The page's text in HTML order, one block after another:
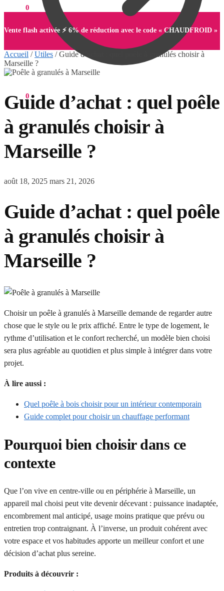
0,00 0
0
Vente flash activée ⚡ 6% de réduction avec le code « CHAUDFROID »
Accueil /Utiles /Guide d’achat : quel poêle à granulés choisir à
Marseille ?
Guide d’achat : quel poêle
à granulés choisir à
Marseille ?
août 18, 2025 mars 21, 2026
Guide d’achat : quel poêle
à granulés choisir à
Marseille ?
Choisir un poêle à granulés à Marseille demande de regarder autre
chose que le style ou le prix affiché. Entre le type de logement, le
rythme d’utilisation et le confort recherché, un modèle bien choisi
sera plus agréable au quotidien et plus simple à intégrer dans votre
projet.
À lire aussi :
Quel poêle à bois choisir pour un intérieur contemporain
Guide complet pour choisir un chauffage performant
Pourquoi bien choisir dans ce
contexte
Que l’on vive en centre-ville ou en périphérie à Marseille, un
appareil mal choisi peut vite devenir décevant : puissance inadaptée,
encombrement mal anticipé, usage moins pratique que prévu ou
entretien trop contraignant. À l’inverse, un produit cohérent avec
votre espace et vos habitudes apporte un meilleur confort et une
décision d’achat plus sereine.
Produits à découvrir :